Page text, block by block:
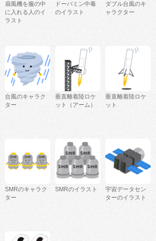
扇風機を服の中
に入れる人のイ
ラスト
ドーパミン中毒
のイラスト
ダブル台風のキ
ャラクター
台風のキャラク
ター
垂直離着陸ロケ
ット（アーム）
垂直離着陸ロケ
ット
SMRのキャラク
ター
SMRのイラスト
宇宙データセン
ターのイラスト